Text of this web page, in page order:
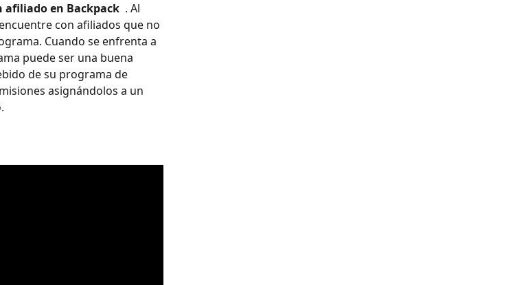
en Backpack . Al
con afiliados que no
Cuando se enfrenta a
puede ser una buena
de su programa de
asignándolos a un